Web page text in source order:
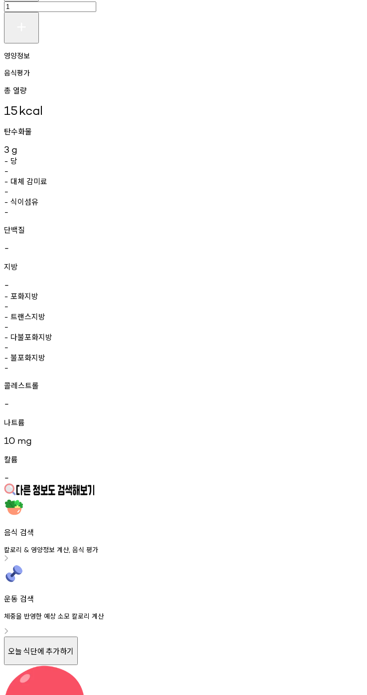
영양정보
음식평가
총 열량
15kcal
탄수화물
3 g
- 당
-
- 대체 감미료
-
- 식이섬유
-
단백질
-
지방
-
- 포화지방
-
- 트랜스지방
-
- 다불포화지방
-
- 불포화지방
-
콜레스트롤
-
나트륨
10 mg
칼륨
-
음식 검색
칼로리 & 영양정보 계산, 음식 평가
운동 검색
체중을 반영한 예상 소모 칼로리 계산
오늘 식단에 추가하기